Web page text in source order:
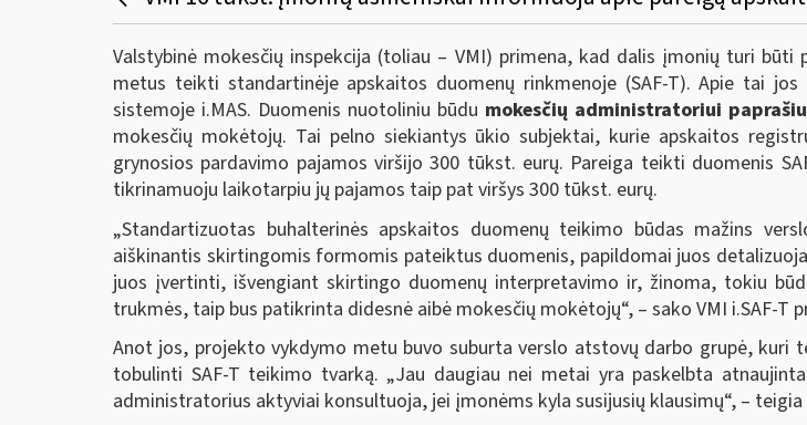
Valstybinė mokesčių inspekcija (toliau – VMI) primena, kad dalis įmonių turi
metus teikti standartinėje apskaitos duomenų rinkmenoje (SAF-T). Apie tai
sistemoje i.MAS. Duomenis nuotoliniu būdu mokesčių administratoriui
mokesčių mokėtojų. Tai pelno siekiantys ūkio subjektai, kurie apskaitos
grynosios pardavimo pajamos viršijo 300 tūkst. eurų. Pareiga teikti duomenis
tikrinamuoju laikotarpiu jų pajamos taip pat viršys 300 tūkst. eurų.
„Standartizuotas buhalterinės apskaitos duomenų teikimo būdas mažins
aiškinantis skirtingomis formomis pateiktus duomenis, papildomai juos
juos įvertinti, išvengiant skirtingo duomenų interpretavimo ir, žinoma, tokiu
trukmės, taip bus patikrinta didesnė aibė mokesčių mokėtojų“, – sako VMI i.SAF-T
Anot jos, projekto vykdymo metu buvo suburta verslo atstovų darbo grupė, kuri
tobulinti SAF-T teikimo tvarką. „Jau daugiau nei metai yra paskelbta
administratorius aktyviai konsultuoja, jei įmonėms kyla susijusių klausimų“, – teigia